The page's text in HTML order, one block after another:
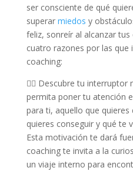
ser consciente de qué
superar miedos y
feliz, sonreír al alcanzar
cuatro razones por las que
coaching:
☝🏻 Descubre tu
permita poner tu atención
para ti, aquello que
quieres conseguir y qué te
Esta motivación te dará
coaching te invita a la
un viaje interno para